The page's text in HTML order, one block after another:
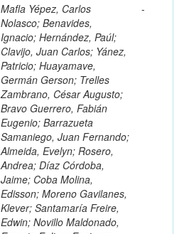
Mafla Yépez, Carlos
Nolasco; Benavides,
Ignacio; Hernández, Paúl;
Clavijo, Juan Carlos; Yánez,
Patricio; Huayamave,
Germán Gerson; Trelles
Zambrano, César Augusto;
Bravo Guerrero, Fabián
Eugenio; Barrazueta
Samaniego, Juan Fernando;
Almeida, Evelyn; Rosero,
Andrea; Díaz Córdoba,
Jaime; Coba Molina,
Edisson; Moreno Gavilanes,
Klever; Santamaría Freire,
Edwin; Novillo Maldonado,
-